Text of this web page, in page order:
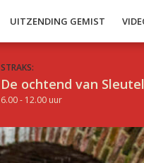
UITZENDING GEMIST
STRAKS:
De ochtend van
6.00 - 12.00 uur